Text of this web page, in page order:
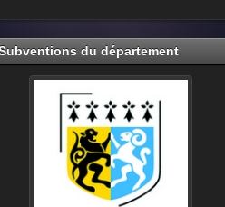
du département